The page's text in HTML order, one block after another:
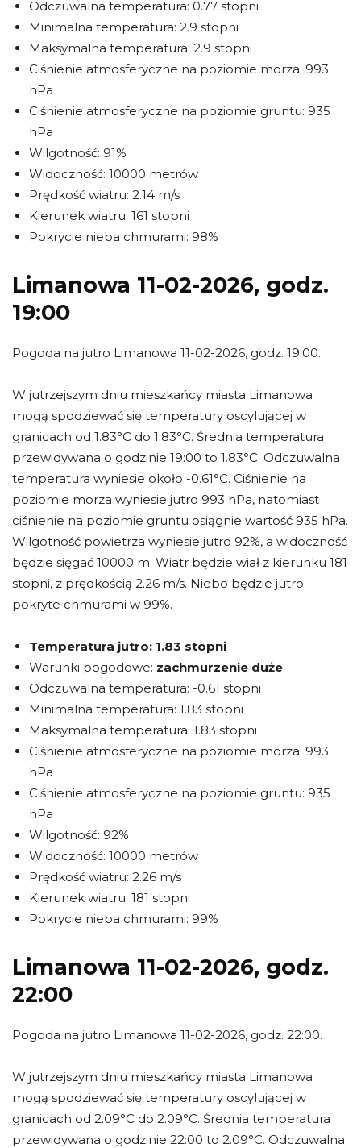
Odczuwalna temperatura: 0.77 stopni
Minimalna temperatura: 2.9 stopni
Maksymalna temperatura: 2.9 stopni
Ciśnienie atmosferyczne na poziomie morza: 993
hPa
Ciśnienie atmosferyczne na poziomie gruntu: 935
hPa
Wilgotność: 91%
Widoczność: 10000 metrów
Prędkość wiatru: 2.14 m/s
Kierunek wiatru: 161 stopni
Pokrycie nieba chmurami: 98%
Limanowa 11-02-2026, godz.
19:00
Pogoda na jutro Limanowa 11-02-2026, godz. 19:00.
W jutrzejszym dniu mieszkańcy miasta Limanowa
mogą spodziewać się temperatury oscylującej w
granicach od 1.83°C do 1.83°C. Średnia temperatura
przewidywana o godzinie 19:00 to 1.83°C. Odczuwalna
temperatura wyniesie około -0.61°C. Ciśnienie na
poziomie morza wyniesie jutro 993 hPa, natomiast
ciśnienie na poziomie gruntu osiągnie wartość 935 hPa.
Wilgotność powietrza wyniesie jutro 92%, a widoczność
będzie sięgać 10000 m. Wiatr będzie wiał z kierunku 181
stopni, z prędkością 2.26 m/s. Niebo będzie jutro
pokryte chmurami w 99%.
Temperatura jutro: 1.83 stopni
Warunki pogodowe: zachmurzenie duże
Odczuwalna temperatura: -0.61 stopni
Minimalna temperatura: 1.83 stopni
Maksymalna temperatura: 1.83 stopni
Ciśnienie atmosferyczne na poziomie morza: 993
hPa
Ciśnienie atmosferyczne na poziomie gruntu: 935
hPa
Wilgotność: 92%
Widoczność: 10000 metrów
Prędkość wiatru: 2.26 m/s
Kierunek wiatru: 181 stopni
Pokrycie nieba chmurami: 99%
Limanowa 11-02-2026, godz.
22:00
Pogoda na jutro Limanowa 11-02-2026, godz. 22:00.
W jutrzejszym dniu mieszkańcy miasta Limanowa
mogą spodziewać się temperatury oscylującej w
granicach od 2.09°C do 2.09°C. Średnia temperatura
przewidywana o godzinie 22:00 to 2.09°C. Odczuwalna